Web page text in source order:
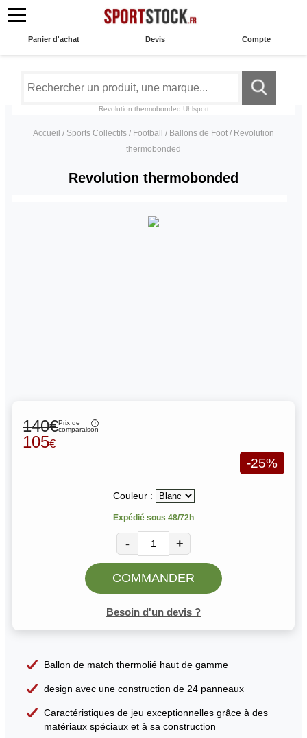
Compte
Devis
Panier d'achat
Revolution thermobonded Uhlsport
Accueil / Sports Collectifs / Football / Ballons de Foot / Revolution
thermobonded
Revolution thermobonded
140€Prix de
comparaison
105€
-25%
Couleur :
Expédié sous 48/72h
- +
COMMANDER
Besoin d'un devis ?
Ballon de match thermolié haut de gamme
design avec une construction de 24 panneaux
Caractéristiques de jeu exceptionnelles grâce à des
matériaux spéciaux et à sa construction